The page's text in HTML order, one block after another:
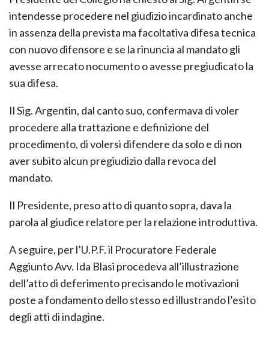
intendesse procedere nel giudizio incardinato anche
in assenza della prevista ma facoltativa difesa tecnica
con nuovo difensore e se la rinuncia al mandato gli
avesse arrecato nocumento o avesse pregiudicato la
sua difesa.
Il Sig. Argentin, dal canto suo, confermava di voler
procedere alla trattazione e definizione del
procedimento, di volersi difendere da solo e di non
aver subito alcun pregiudizio dalla revoca del
mandato.
Il Presidente, preso atto di quanto sopra, dava la
parola al giudice relatore per la relazione introduttiva.
A seguire, per l’U.P.F. il Procuratore Federale
Aggiunto Avv. Ida Blasi procedeva all’illustrazione
dell’atto di deferimento precisando le motivazioni
poste a fondamento dello stesso ed illustrando l’esito
degli atti di indagine.